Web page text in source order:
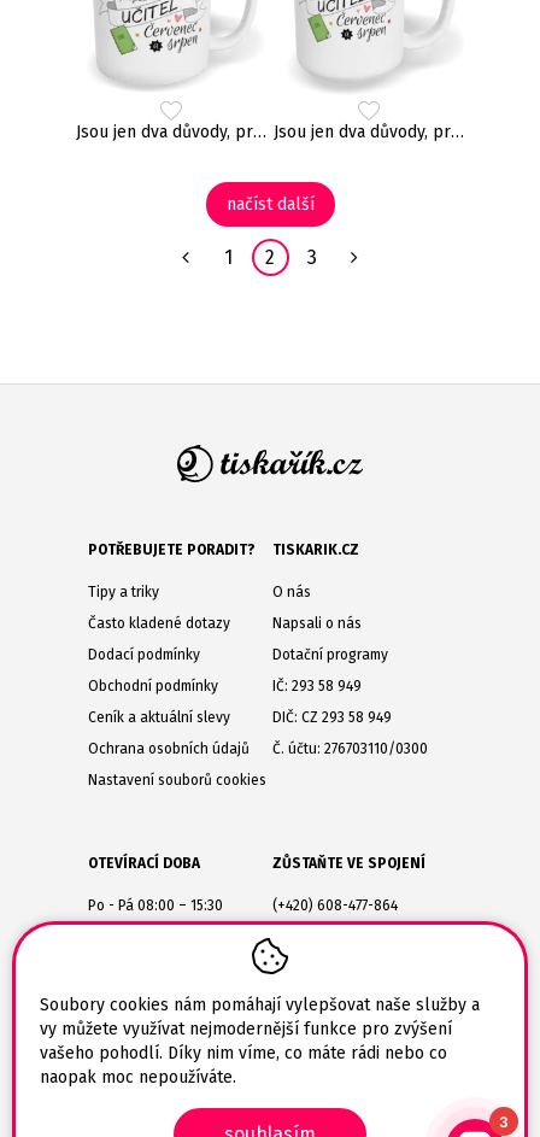
Soubory cookies nám pomáhají vylepšovat naše služby a
vy můžete využívat nejmodernější funkce pro zvýšení
vašeho pohodlí. Díky nim víme, co máte rádi nebo co
naopak moc nepoužíváte.
Jsou jen dva důvody, proč jsem učitel Jsou jen dva důvody, proč jsem učitel
načíst další
1 2 3
POTŘEBUJETE PORADIT?
Tipy a triky
Často kladené dotazy
Dodací podmínky
Obchodní podmínky
Ceník a aktuální slevy
Ochrana osobních údajů
Nastavení souborů cookies
TISKARIK.CZ
O nás
Napsali o nás
Dotační programy
IČ: 293 58 949
DIČ: CZ 293 58 949
Č. účtu: 276703110/0300
OTEVÍRACÍ DOBA
Po - Pá 08:00 – 15:30
675 51
ZŮSTAŇTE VE SPOJENÍ
(+420) 608-477-864
3